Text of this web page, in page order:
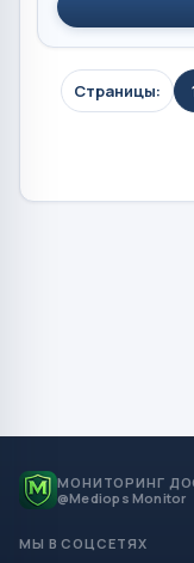
Страницы:
МОНИТОРИНГ
@Mediops Monitor
МЫ В СОЦСЕТЯХ